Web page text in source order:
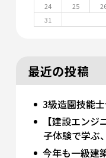
24
25
31
最近の投稿
3級造園技能
【建設エン
子体験で学ぶ
今年も一級建